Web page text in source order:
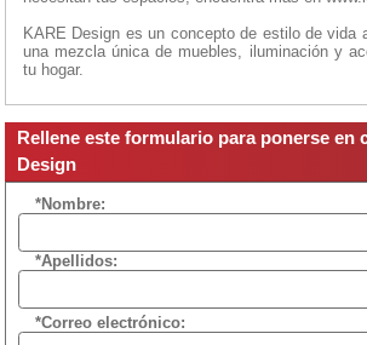
KARE Design es un concepto de estilo de vida
una mezcla única de muebles, iluminación y
tu hogar.
Rellene este formulario para ponerse en
Design
*Nombre:
*Apellidos:
*Correo electrónico: